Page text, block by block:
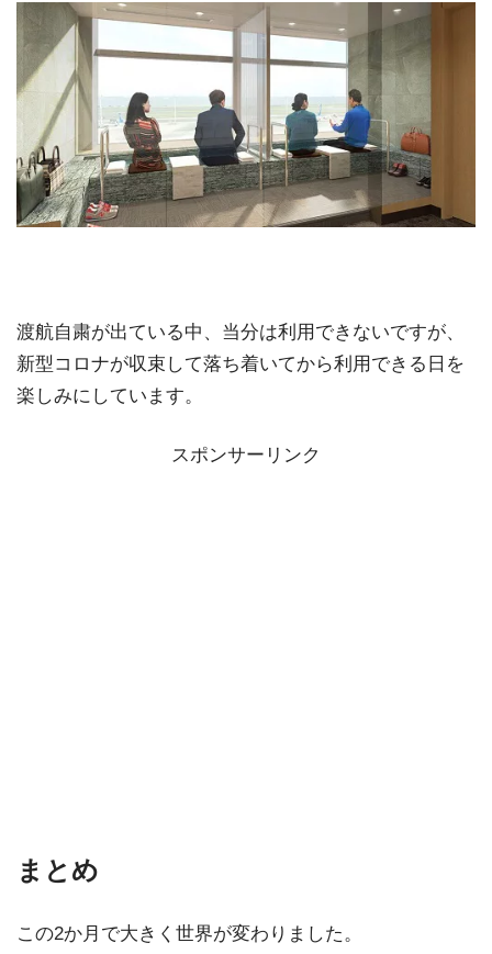
渡航自粛が出ている中、当分は利用できないですが、
新型コロナが収束して落ち着いてから利用できる日を
楽しみにしています。
スポンサーリンク
まとめ
この2か月で大きく世界が変わりました。